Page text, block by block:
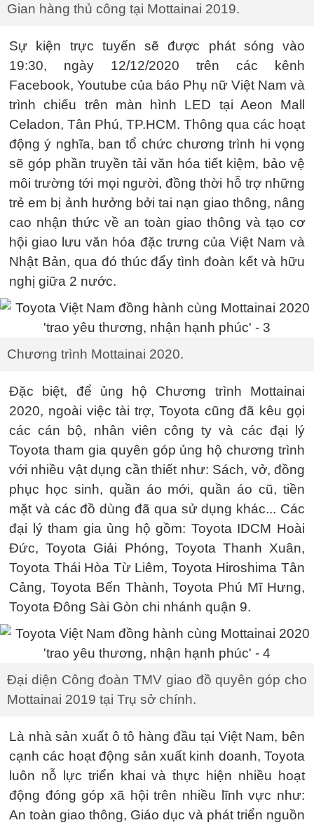
Gian hàng thủ công tại Mottainai 2019.
Sự kiện trực tuyến sẽ được phát sóng vào
19:30, ngày 12/12/2020 trên các kênh
Facebook, Youtube của báo Phụ nữ Việt Nam và
trình chiếu trên màn hình LED tại Aeon Mall
Celadon, Tân Phú, TP.HCM. Thông qua các hoạt
động ý nghĩa, ban tổ chức chương trình hi vọng
sẽ góp phần truyền tải văn hóa tiết kiệm, bảo vệ
môi trường tới mọi người, đồng thời hỗ trợ những
trẻ em bị ảnh hưởng bởi tai nạn giao thông, nâng
cao nhận thức về an toàn giao thông và tạo cơ
hội giao lưu văn hóa đặc trưng của Việt Nam và
Nhật Bản, qua đó thúc đẩy tình đoàn kết và hữu
nghị giữa 2 nước.
Chương trình Mottainai 2020.
Đặc biệt, để ủng hộ Chương trình Mottainai
2020, ngoài việc tài trợ, Toyota cũng đã kêu gọi
các cán bộ, nhân viên công ty và các đại lý
Toyota tham gia quyên góp ủng hộ chương trình
với nhiều vật dụng cần thiết như: Sách, vở, đồng
phục học sinh, quần áo mới, quần áo cũ, tiền
mặt và các đồ dùng đã qua sử dụng khác... Các
đại lý tham gia ủng hộ gồm: Toyota IDCM Hoài
Đức, Toyota Giải Phóng, Toyota Thanh Xuân,
Toyota Thái Hòa Từ Liêm, Toyota Hiroshima Tân
Cảng, Toyota Bến Thành, Toyota Phú Mĩ Hưng,
Toyota Đông Sài Gòn chi nhánh quận 9.
Đại diện Công đoàn TMV giao đồ quyên góp cho
Mottainai 2019 tại Trụ sở chính.
Là nhà sản xuất ô tô hàng đầu tại Việt Nam, bên
cạnh các hoạt động sản xuất kinh doanh, Toyota
luôn nỗ lực triển khai và thực hiện nhiều hoạt
động đóng góp xã hội trên nhiều lĩnh vực như:
An toàn giao thông, Giáo dục và phát triển nguồn